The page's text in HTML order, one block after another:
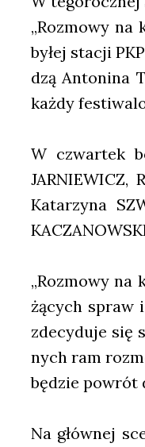
„Roz­mo­wy na
byłej sta­cji
dzą Anto­ni­na
każ­dy
W czwar­tek
JARNIEWICZ,
Kata­rzy­na
„Roz­mo­wy
żą­cych spraw
zde­cy­du­je się
nych ram
będzie powrót
Na głów­nej